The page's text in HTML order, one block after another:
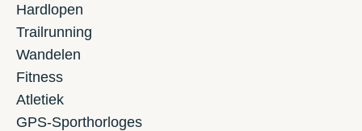
Hardlopen
Trailrunning
Wandelen
Fitness
Atletiek
GPS-Sporthorloges